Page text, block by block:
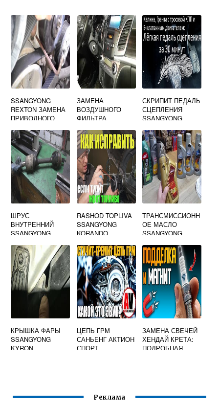
SSANGYONG
REXTON ЗАМЕНА
ПРИВОДНОГО
ЗАМЕНА
ВОЗДУШНОГО
ФИЛЬТРА
БЕНЗИН
СКРИПИТ ПЕДАЛЬ
СЦЕПЛЕНИЯ
SSANGYONG
ШРУС
ВНУТРЕННИЙ
SSANGYONG
RASHOD TOPLIVA
SSANGYONG
KORANDO
ТРАНСМИССИОНН
ОЕ МАСЛО
SSANGYONG
КРЫШКА ФАРЫ
SSANGYONG
KYRON
ЦЕПЬ ГРМ
САНЬЕНГ АКТИОН
СПОРТ
ЗАМЕНА СВЕЧЕЙ
ХЕНДАЙ КРЕТА:
ПОДРОБНАЯ
Реклама